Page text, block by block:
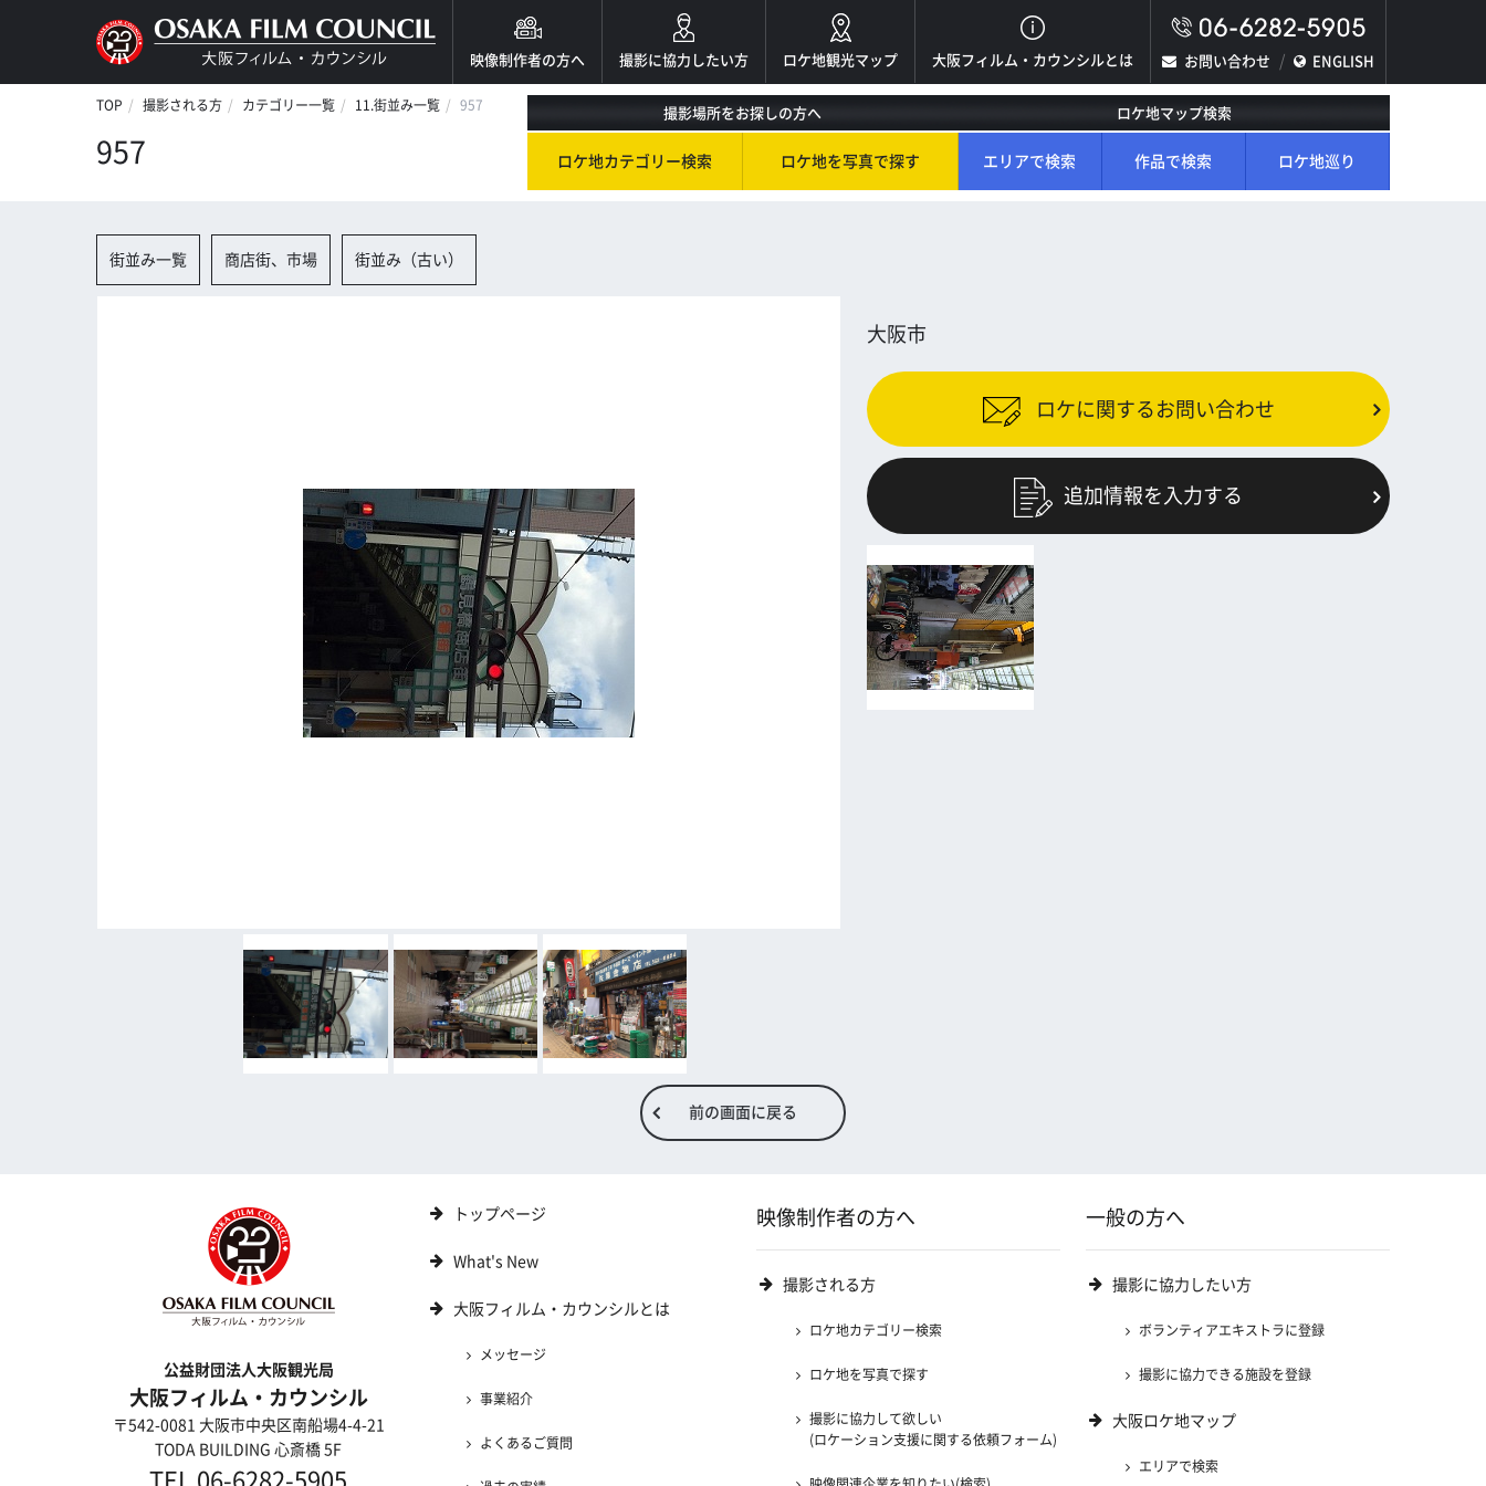
映像制作者の方へ 撮影に協力したい方 ロケ地観光マップ 大阪フィルム・カウンシルとは お問い合わせ ENGLISH
TOP 撮影される方 カテゴリー一覧 11.街並み一覧 957
957
撮影場所をお探しの方へ
ロケ地カテゴリー検索 ロケ地を写真で探す
ロケ地マップ検索
エリアで検索 作品で検索 ロケ地巡り
街並み一覧 商店街、市場 街並み（古い）
大阪市
ロケに関するお問い合わせ
追加情報を入力する
前の画面に戻る
公益財団法人大阪観光局
大阪フィルム・カウンシル
〒542-0081 大阪市中央区南船場4-4-21
TODA BUILDING 心斎橋 5F
TEL 06-6282-5905
トップページ
What's New
大阪フィルム・カウンシルとは
メッセージ
事業紹介
よくあるご質問
映像制作者の方へ
撮影される方
ロケ地カテゴリー検索
ロケ地を写真で探す
撮影に協力して欲しい
(ロケーション支援に関する依頼フォーム)
映像関連企業を知りたい(検索)
一般の方へ
撮影に協力したい方
ボランティアエキストラに登録
撮影に協力できる施設を登録
大阪ロケ地マップ
エリアで検索